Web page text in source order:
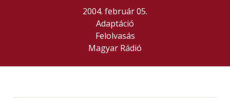
2004. február 05.
Adaptáció
Felolvasás
Magyar Rádió